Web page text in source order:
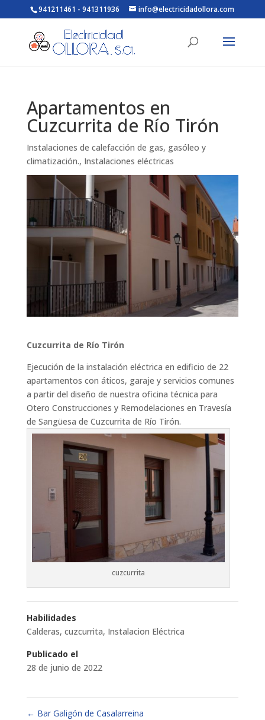
941211461 - 941311936 info@electricidadollora.com
Apartamentos en
Cuzcurrita de Río Tirón
Instalaciones de calefacción de gas, gasóleo y
climatización., Instalaciones eléctricas
Cuzcurrita de Río Tirón
Ejecución de la instalación eléctrica en edificio de 22
apartamentos con áticos, garaje y servicios comunes
a partir del diseño de nuestra oficina técnica para
Otero Construcciones y Remodelaciones en Travesía
de Sangüesa de Cuzcurrita de Río Tirón.
cuzcurrita
Habilidades
Calderas, cuzcurrita, Instalacion Eléctrica
Publicado el
28 de junio de 2022
← Bar Galigón de Casalarreina